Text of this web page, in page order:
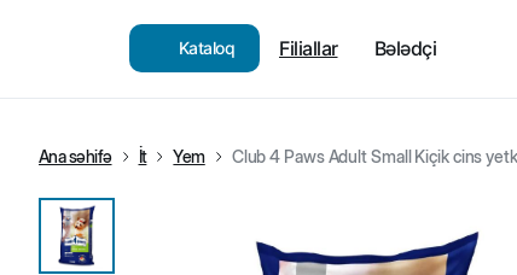
Kataloq Filiallar Bələdçi
Ana səhifə İt Yem Club 4 Paws Adult Small Kiçik cins